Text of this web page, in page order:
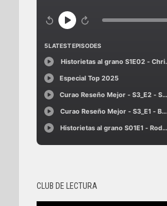
CLUB DE LECTURA